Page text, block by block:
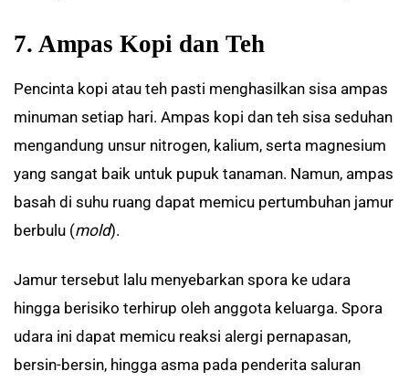
7. Ampas Kopi dan Teh
Pencinta kopi atau teh pasti menghasilkan sisa ampas
minuman setiap hari. Ampas kopi dan teh sisa seduhan
mengandung unsur nitrogen, kalium, serta magnesium
yang sangat baik untuk pupuk tanaman. Namun, ampas
basah di suhu ruang dapat memicu pertumbuhan jamur
berbulu (mold).
Jamur tersebut lalu menyebarkan spora ke udara
hingga berisiko terhirup oleh anggota keluarga. Spora
udara ini dapat memicu reaksi alergi pernapasan,
bersin-bersin, hingga asma pada penderita saluran